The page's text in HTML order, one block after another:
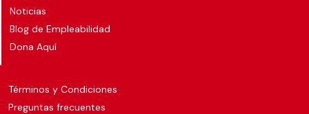
Noticias
Blog de Empleabilidad
Dona Aquí
Términos y Condiciones
Preguntas frecuentes